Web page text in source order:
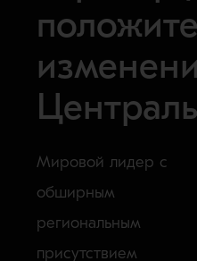
Мировой лидер с
обширным
региональным
присутствием